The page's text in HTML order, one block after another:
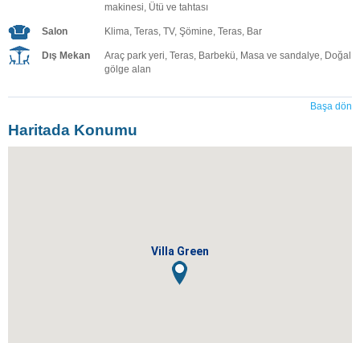
makinesi, Ütü ve tahtası
Salon Klima, Teras, TV, Şömine, Teras, Bar
Dış Mekan
Araç park yeri, Teras, Barbekü, Masa ve sandalye, Doğal
gölge alan
Başa dön
Haritada Konumu
Villa Green